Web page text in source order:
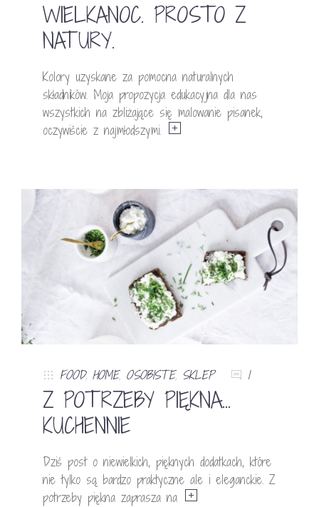
WIELKANOC. PROSTO Z
NATURY.
Kolory uzyskane za pomocna naturalnych
składników. Moja propozycja edukacyjna dla nas
wszystkich na zbliżające się malowanie pisanek,
oczywiście z najmłodszymi.
FOOD, HOME, OSOBISTE, SKLEP 1
Z POTRZEBY PIĘKNA…
KUCHENNIE
Dziś post o niewielkich, pięknych dodatkach, które
nie tylko są bardzo praktyczne ale i eleganckie. Z
potrzeby piękna zaprasza na